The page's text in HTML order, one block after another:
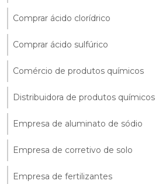
Comprar ácido clorídrico
Comprar ácido sulfúrico
Comércio de produtos químicos
Distribuidora de produtos químicos
Empresa de aluminato de sódio
Empresa de corretivo de solo
Empresa de fertilizantes